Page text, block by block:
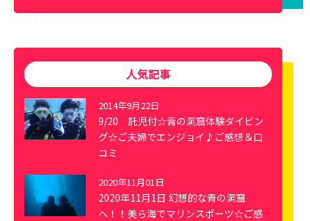
人気記事
2014年9月22日
9/20 託児付☆青の洞窟体験ダイビン
グ☆ご夫婦でエンジョイ♪ご感想＆口
コミ
2020年11月01日
2020年11月1日 幻想的な青の洞窟
へ！！美ら海でマリンスポーツ☆ご感